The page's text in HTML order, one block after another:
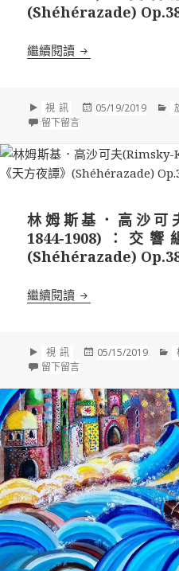
(Shéhérazade)
繼續閱讀 林姆斯基．高沙
格
式
視訊
發
05/19/2019
分
留下留言在 林姆斯基．高沙可
林姆斯基．高沙可
1844-1908)：交
(Shéhérazade)
繼續閱讀 林姆斯基．高沙
格
式
視訊
發
05/15/2019
留下留言在 林姆斯基．高沙可